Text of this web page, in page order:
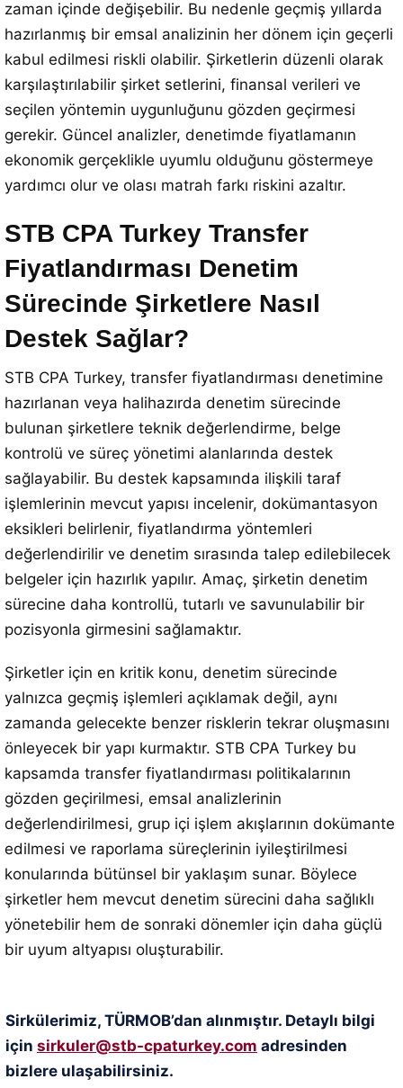
zaman içinde değişebilir. Bu nedenle geçmiş yıllarda
hazırlanmış bir emsal analizinin her dönem için geçerli
kabul edilmesi riskli olabilir. Şirketlerin düzenli olarak
karşılaştırılabilir şirket setlerini, finansal verileri ve
seçilen yöntemin uygunluğunu gözden geçirmesi
gerekir. Güncel analizler, denetimde fiyatlamanın
ekonomik gerçeklikle uyumlu olduğunu göstermeye
yardımcı olur ve olası matrah farkı riskini azaltır.
STB CPA Turkey Transfer
Fiyatlandırması Denetim
Sürecinde Şirketlere Nasıl
Destek Sağlar?
STB CPA Turkey, transfer fiyatlandırması denetimine
hazırlanan veya halihazırda denetim sürecinde
bulunan şirketlere teknik değerlendirme, belge
kontrolü ve süreç yönetimi alanlarında destek
sağlayabilir. Bu destek kapsamında ilişkili taraf
işlemlerinin mevcut yapısı incelenir, dokümantasyon
eksikleri belirlenir, fiyatlandırma yöntemleri
değerlendirilir ve denetim sırasında talep edilebilecek
belgeler için hazırlık yapılır. Amaç, şirketin denetim
sürecine daha kontrollü, tutarlı ve savunulabilir bir
pozisyonla girmesini sağlamaktır.
Şirketler için en kritik konu, denetim sürecinde
yalnızca geçmiş işlemleri açıklamak değil, aynı
zamanda gelecekte benzer risklerin tekrar oluşmasını
önleyecek bir yapı kurmaktır. STB CPA Turkey bu
kapsamda transfer fiyatlandırması politikalarının
gözden geçirilmesi, emsal analizlerinin
değerlendirilmesi, grup içi işlem akışlarının dokümante
edilmesi ve raporlama süreçlerinin iyileştirilmesi
konularında bütünsel bir yaklaşım sunar. Böylece
şirketler hem mevcut denetim sürecini daha sağlıklı
yönetebilir hem de sonraki dönemler için daha güçlü
bir uyum altyapısı oluşturabilir.
Sirkülerimiz, TÜRMOB’dan alınmıştır. Detaylı bilgi
için sirkuler@stb-cpaturkey.com adresinden
bizlere ulaşabilirsiniz.